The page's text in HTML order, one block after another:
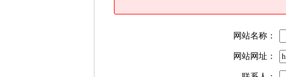
网站名称：
网站网址：